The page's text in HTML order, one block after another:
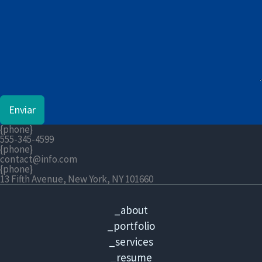
Enviar
{phone}
555-345-4599
{phone}
contact@info.com
{phone}
13 Fifth Avenue, New York, NY 101660
_about
_portfolio
_services
_resume